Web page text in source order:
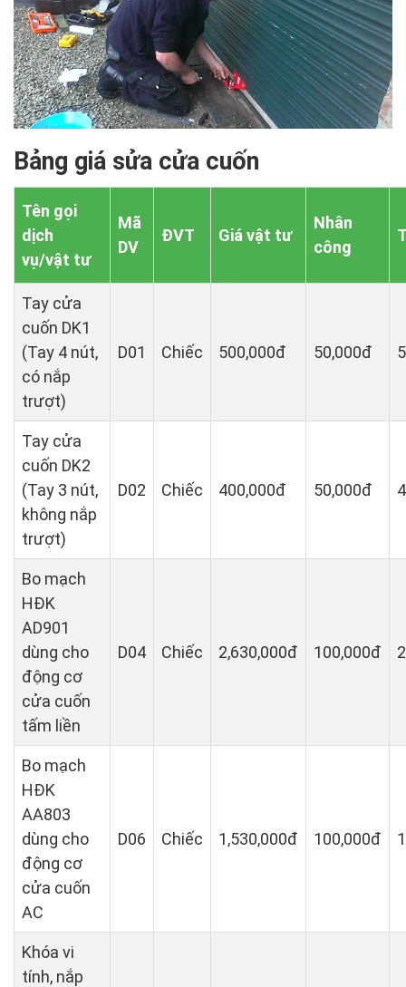
Bảng giá sửa cửa cuốn
Tên gọi
dịch
vụ/vật tư
Mã
DV
ĐVT Giá vật tư
Nhân
công
Tay cửa
cuốn DK1
(Tay 4 nút,
có nắp
trượt)
D01 Chiếc 500,000đ 50,000đ
Tay cửa
cuốn DK2
(Tay 3 nút,
không nắp
trượt)
D02 Chiếc 400,000đ 50,000đ
Bo mạch
HĐK
AD901
dùng cho
động cơ
cửa cuốn
tấm liền
D04 Chiếc 2,630,000đ 100,000đ
Bo mạch
HĐK
AA803
dùng cho
động cơ
cửa cuốn
AC
D06 Chiếc 1,530,000đ 100,000đ
Khóa vi
tính, nắp